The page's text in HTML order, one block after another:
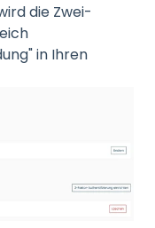
die Zwei-
in Ihren